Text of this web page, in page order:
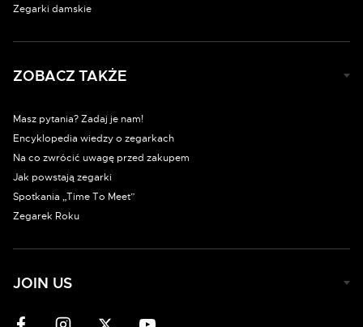
Zegarki damskie
ZOBACZ TAKŻE
Masz pytania? Zadaj je nam!
Encyklopedia wiedzy o zegarkach
Na co zwrócić uwagę przed zakupem
Jak powstają zegarki
Spotkania „Time To Meet”
Zegarek Roku
JOIN US